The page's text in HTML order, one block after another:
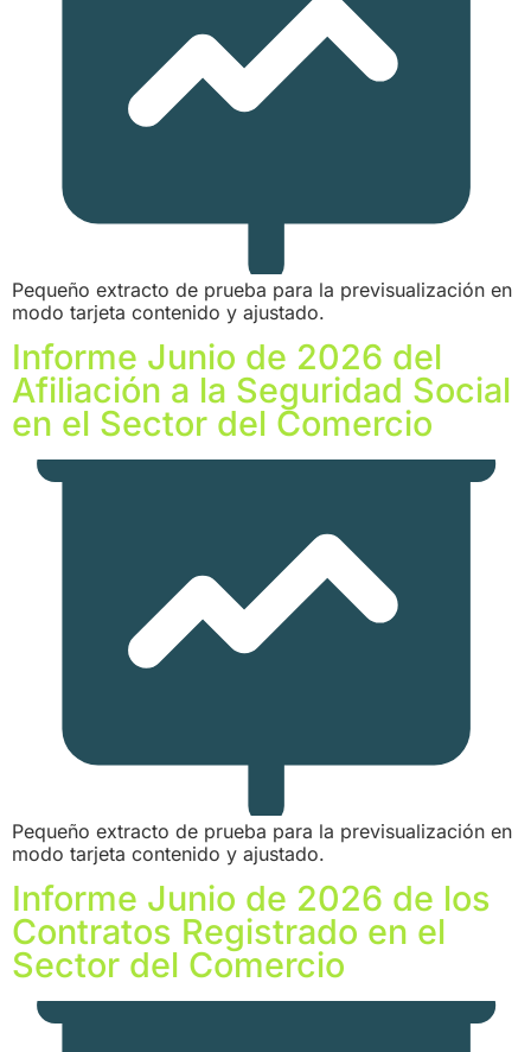
Pequeño extracto de prueba para la previsualización en
modo tarjeta contenido y ajustado.
Informe Junio de 2026 del
Afiliación a la Seguridad Social
en el Sector del Comercio
Pequeño extracto de prueba para la previsualización en
modo tarjeta contenido y ajustado.
Informe Junio de 2026 de los
Contratos Registrado en el
Sector del Comercio